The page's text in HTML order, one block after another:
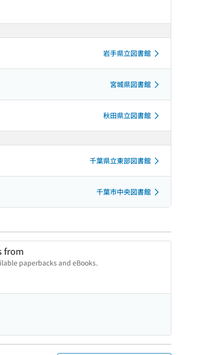
岩手県立図書館
宮城県図書館
秋田県立図書館
千葉県立東部図書館
千葉市中央図書館
from
paperbacks and eBooks.